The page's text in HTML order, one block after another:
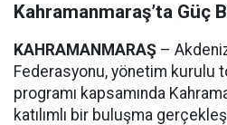
Kahramanmaraş’ta Güç
KAHRAMANMARAŞ –
Federasyonu, yönetim kurulu
programı kapsamında
katılımlı bir buluşma